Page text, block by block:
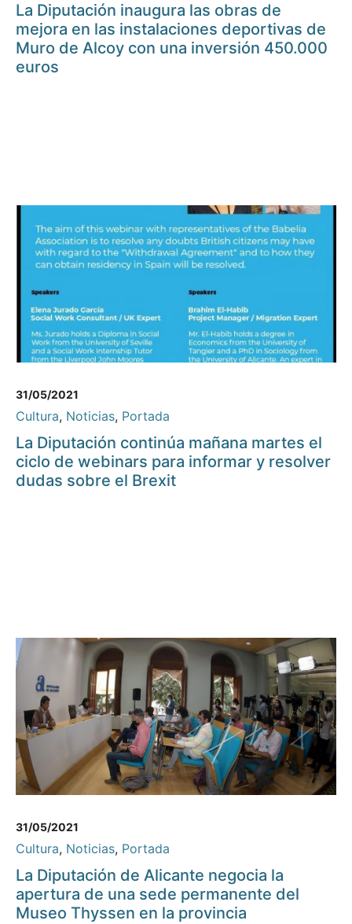
La Diputación inaugura las obras de
mejora en las instalaciones deportivas de
Muro de Alcoy con una inversión 450.000
euros
31/05/2021
Cultura, Noticias, Portada
La Diputación continúa mañana martes el
ciclo de webinars para informar y resolver
dudas sobre el Brexit
31/05/2021
Cultura, Noticias, Portada
La Diputación de Alicante negocia la
apertura de una sede permanente del
Museo Thyssen en la provincia